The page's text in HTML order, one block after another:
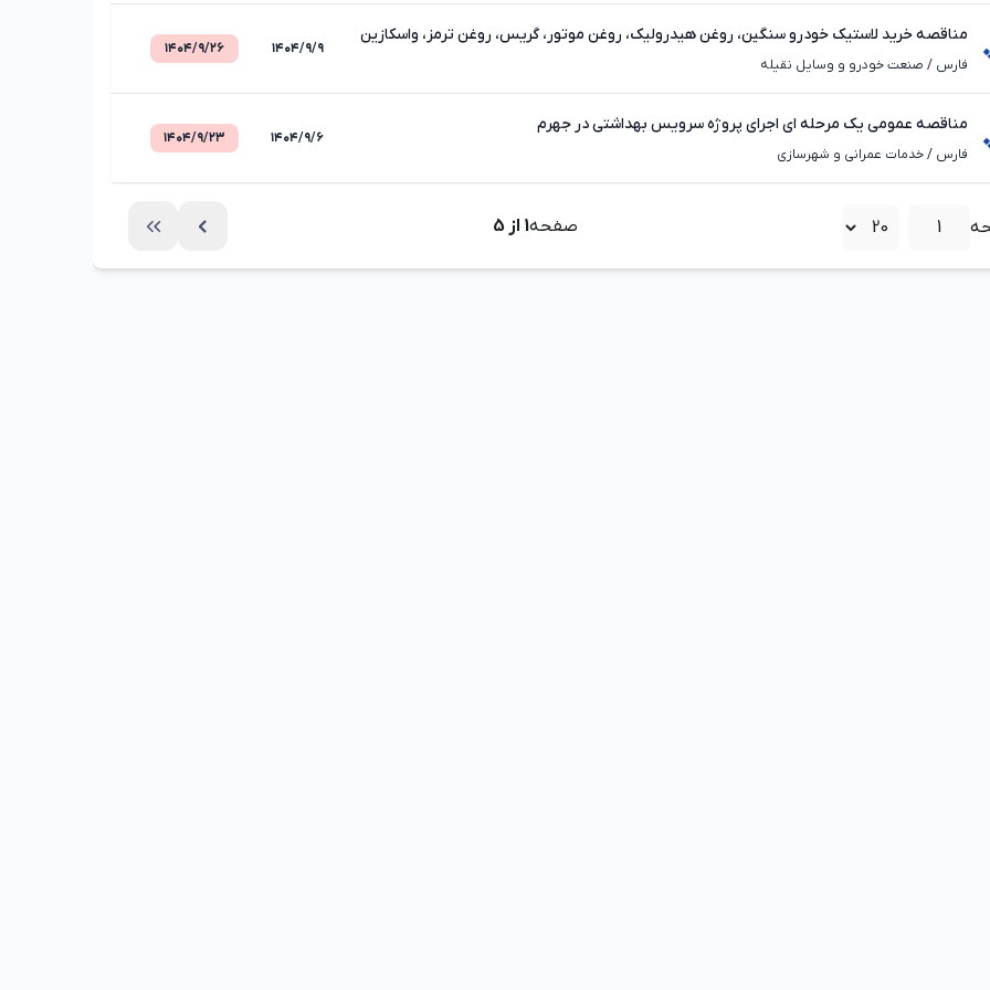
مناقصه خرید لاستیک خودرو سنگین، روغن هیدرولیک، روغن موتور، گریس، روغن ترمز، واسکازین
در جهرم
فارس / صنعت خودرو و وسایل نقیله
۱۴۰۴/۹/۹ ۱۴۰۴/۹/۲۶
مناقصه عمومی یک مرحله ای اجرای پروژه سرویس بهداشتی در جهرم
فارس /خدمات عمرانی و شهرسازی
۱۴۰۴/۹/۶ ۱۴۰۴/۹/۲۳
صفحه1 از 5